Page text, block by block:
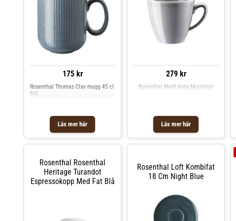
175 kr
Läs mer här
Rosenthal Thomas Clay mugg 45 cl
Blå
279 kr
Läs mer här
Rosenthal Mesh kopp Mountain
Rosenthal Rosenthal
Heritage Turandot
Espressokopp Med Fat Blå
Rosenthal Loft Kombifat
18 Cm Night Blue